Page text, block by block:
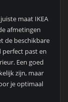
maat IKEA
afmetingen
de beschikbare
past en
Een goed
zijn, maar
je optimaal